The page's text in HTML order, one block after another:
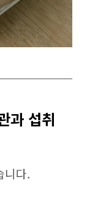
과 섭취
니다.